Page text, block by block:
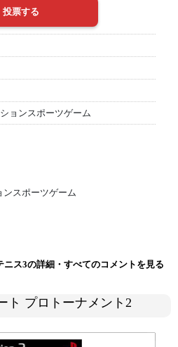
ョンスポーツゲーム
ンスポーツゲーム
ニス3の詳細・すべてのコメントを見る
ト プロトーナメント2